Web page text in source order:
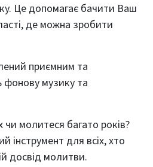
Це допомагає бачити Ваш
де можна зробити
приємним та
фонову музику та
молитеся багато років?
інструмент для всіх, хто
досвід молитви.